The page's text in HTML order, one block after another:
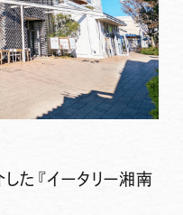
た『イータリー湘南